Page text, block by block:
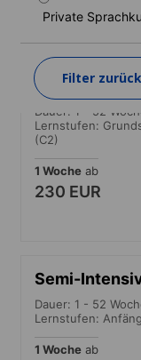
Private
Filter
Standardkurs
Dauer: 1 - 52
Lernstufen:
(C2)
1 Woche ab
230 EUR
Semi-
Dauer: 1 - 52
Lernstufen:
1 Woche ab